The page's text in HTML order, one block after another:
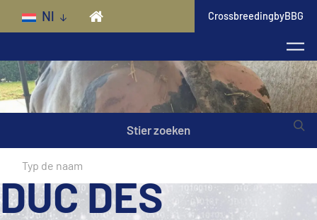
Skip to main content
Nl CrossbreedingbyBBG
Stier zoeken
DUC DES